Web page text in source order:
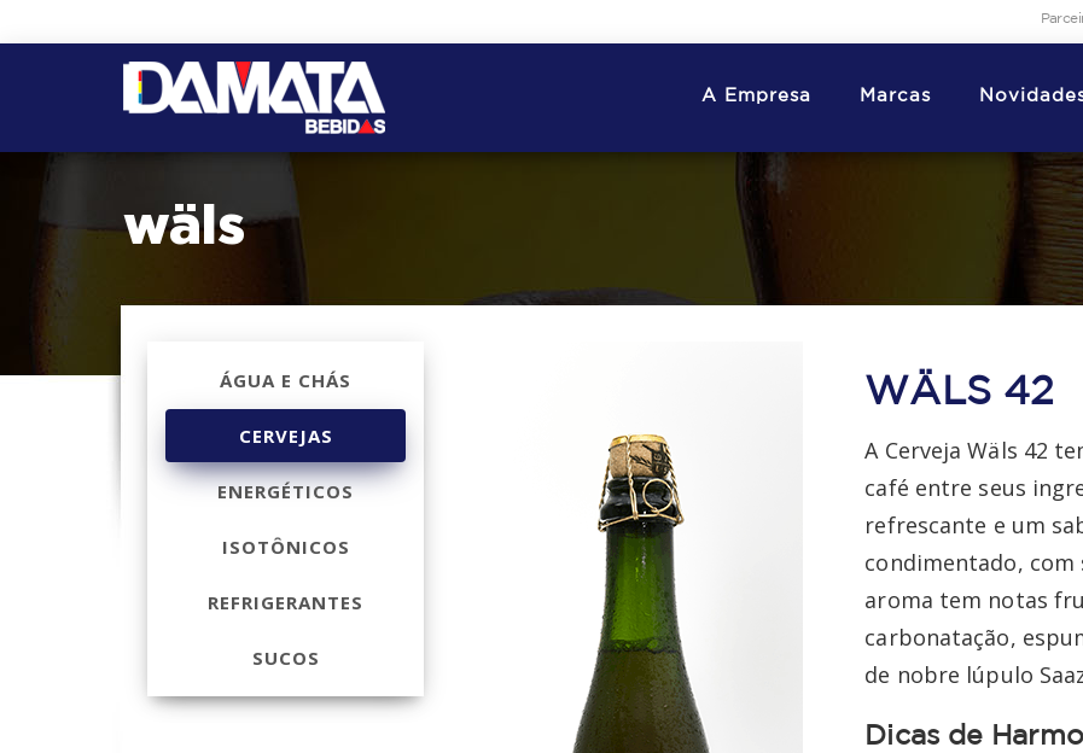
A Empresa Marcas
wäls
ÁGUA E CHÁS
CERVEJAS
ENERGÉTICOS
ISOTÔNICOS
REFRIGERANTES
SUCOS
WÄLS 42
A Cerveja Wäls 42
café entre seus
refrescante e um
condimentado, com
aroma tem notas
carbonatação,
de nobre lúpulo
Dicas de